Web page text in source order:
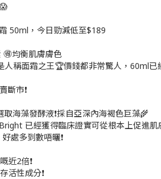
50ml，今日勁減低至$189
🉐均衡肌膚膚色
稱面霜之王🏆價錢都非常驚人，60ml已
斷市❗
海藻發酵液❗採自亞深內海褐色巨藻🌾
已經獲得臨床證實可從根本上促進肌
處多到數唔曬❗
近2倍❗
活性成分❗